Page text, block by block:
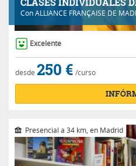
ConALLIANCE FRANÇAISE DE
Excelente
desde 250 € /curso
Presencial a 34 km, en Madrid